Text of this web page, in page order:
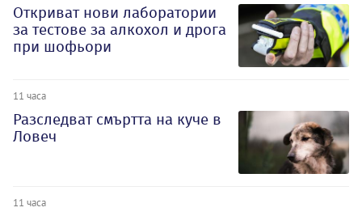
Откриват нови лаборатории
за тестове за алкохол и дрога
при шофьори
11 часа
Разследват смъртта на куче в
Ловеч
11 часа